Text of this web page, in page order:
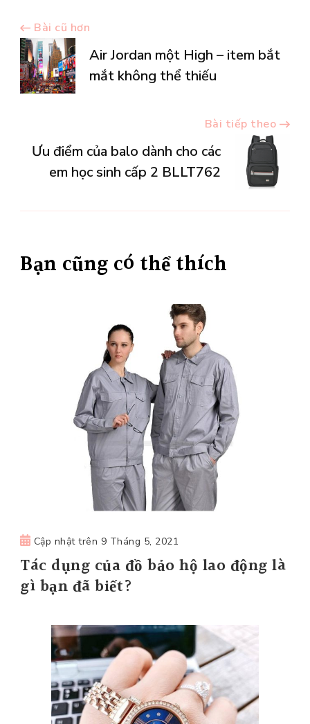
Điều
hướng
viết
Bài cũ hơn
Air Jordan một High – item bắt
mắt không thể thiếu
Bài tiếp theo
Ưu điểm của balo dành cho các
em học sinh cấp 2 BLLT762
Bạn cũng có thể thích
Cập nhật trên 9 Tháng 5, 2021
Tác dụng của đồ bảo hộ lao động là
gì bạn đã biết?